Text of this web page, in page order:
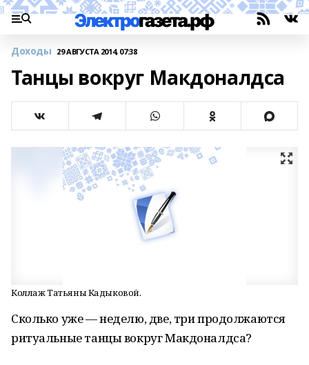
Доходы 29 АВГУСТА 2014, 07:38
Танцы вокруг Макдоналдса
Коллаж Татьяны Кадыковой.
Сколько уже — неделю, две, три продолжаются
ритуальные танцы вокруг Макдоналдса?